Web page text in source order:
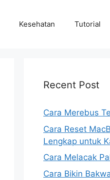
Kesehatan Tutorial
Recent Post
Cara Merebus
Cara Reset
Lengkap untuk
Cara Melacak
Cara Bikin